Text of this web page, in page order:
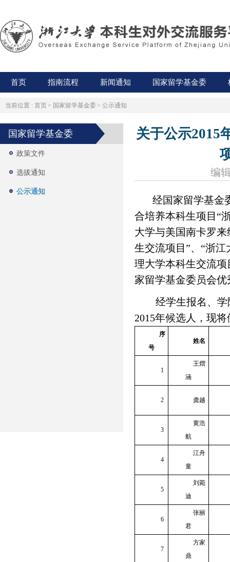
首页 指南流程 新闻通知 国家留学基金委
当前位置 : 首页 > 国家留学基金委 > 公示通知
国家留学基金委
政策文件
选拔通知
公示通知
关于公示2015
编
经国家留学基金
合培养本科生项目“
大学与美国南卡罗
生交流项目”、“浙
理大学本科生交流项
家留学基金委员会
经学生报名、
2015年候选人，现
序
号
姓名
1
王熠
涵
2 龚越
3
黄浩
航
4
江舟
童
5
刘菀
迪
6
张丽
君
7
方家
鼎